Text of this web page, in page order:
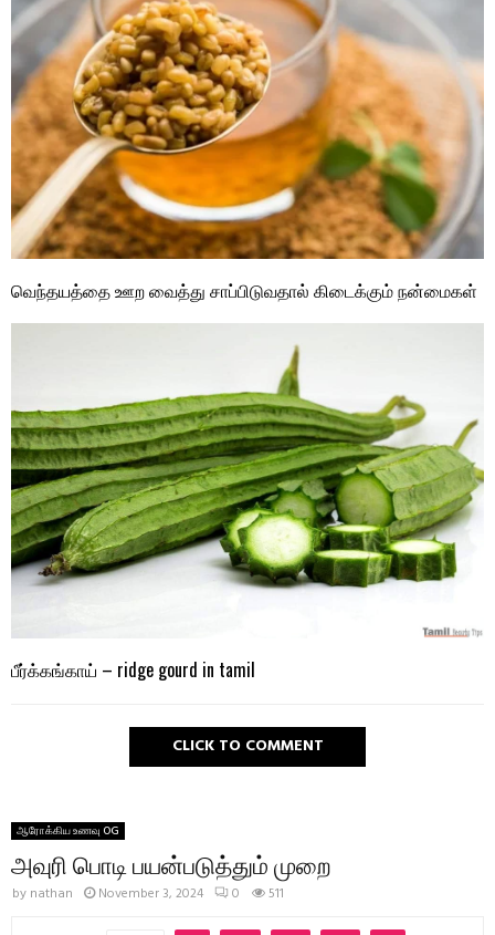
வெந்தயத்தை ஊற வைத்து சாப்பிடுவதால் கிடைக்கும் நன்மைகள்
பீர்க்கங்காய் – ridge gourd in tamil
CLICK TO COMMENT
ஆரோக்கிய உணவு OG
அவுரி பொடி பயன்படுத்தும் முறை
by nathan November 3, 2024 0 511